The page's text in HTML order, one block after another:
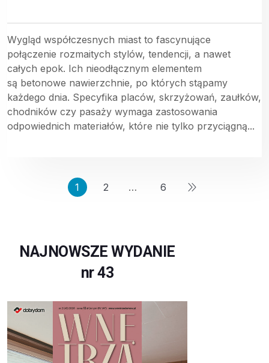
Wygląd współczesnych miast to fascynujące
połączenie rozmaitych stylów, tendencji, a nawet
całych epok. Ich nieodłącznym elementem
są betonowe nawierzchnie, po których stąpamy
każdego dnia. Specyfika placów, skrzyżowań, zaułków,
chodników czy pasaży wymaga zastosowania
odpowiednich materiałów, które nie tylko przyciągną...
1 2 … 6
NAJNOWSZE WYDANIE
nr 43